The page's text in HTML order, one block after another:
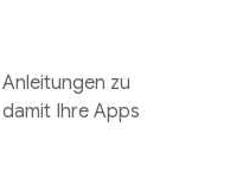
zu
Ihre Apps